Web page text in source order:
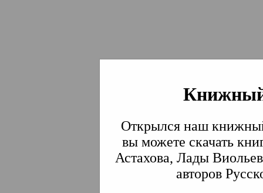
Открылся наш
вы можете скачать
Астахова, Лады
авторов
Институт
Традиции СВА